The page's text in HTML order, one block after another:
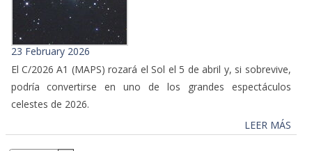
23 February 2026
El C/2026 A1 (MAPS) rozará el Sol el 5 de abril y, si sobrevive,
podría convertirse en uno de los grandes espectáculos
celestes de 2026.
LEER MÁS